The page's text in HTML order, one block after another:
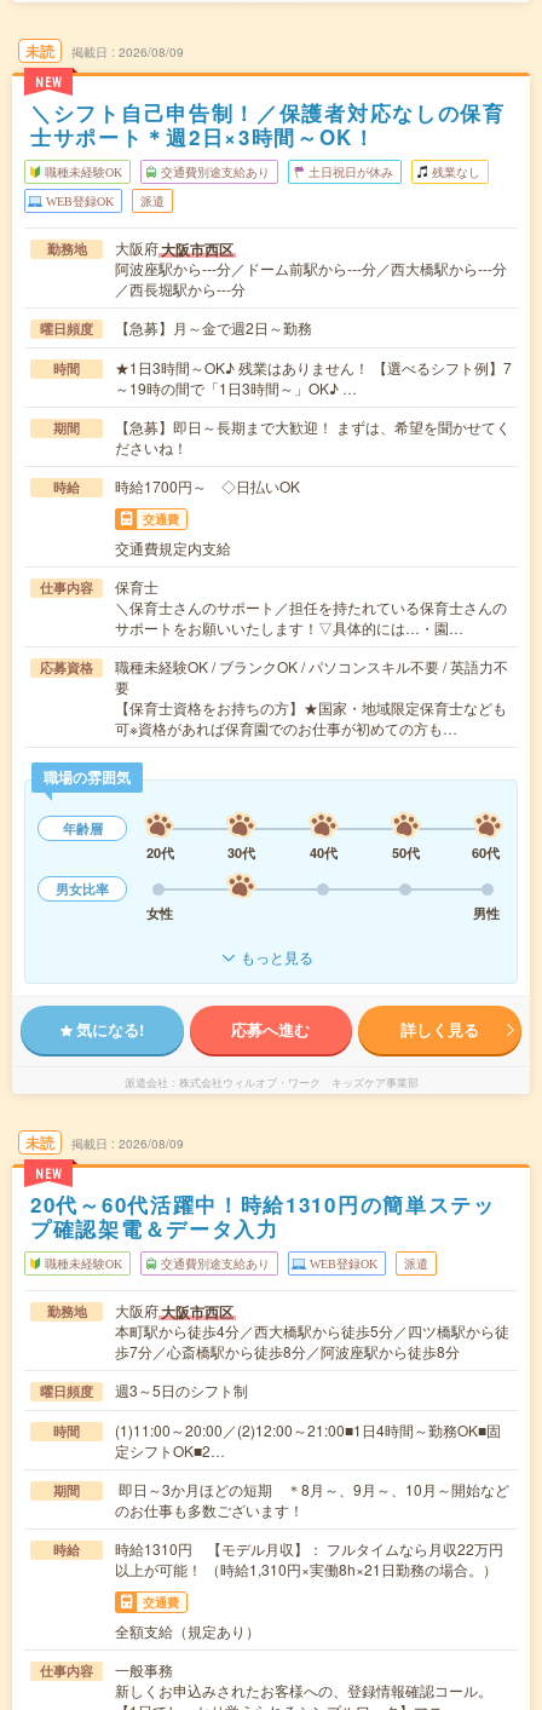
未読
NEW
掲載日 2026/08/09
＼シフト自己申告制！／保護者対応なしの保育
士サポート＊週2日×3時間～OK！
職種未経験OK 交通費別途支給あり 土日祝日が休み 残業なし
WEB登録OK 派遣
勤務地 大阪府大阪市西区
阿波座駅から---分／ドーム前駅から---分／西大橋駅から---分
／西長堀駅から---分
曜日頻度 【急募】月～金で週2日～勤務
時間
★1日3時間～OK♪ 残業はありません！ 【選べるシフト例】7
～19時の間で「1日3時間～」OK♪ …
期間
【急募】即日～長期まで大歓迎！ まずは、希望を聞かせてく
ださいね！
時給 時給1700円～ ◇日払いOK
交通費
交通費規定内支給
仕事内容
保育士
＼保育士さんのサポート／担任を持たれている保育士さんの
サポートをお願いいたします！▽具体的には…・園…
応募資格
職種未経験OK / ブランクOK / パソコンスキル不要 / 英語力不
要
【保育士資格をお持ちの方】★国家・地域限定保育士なども
可※資格があれば保育園でのお仕事が初めての方も…
職場の雰囲気
年齢層
20代
30代 40代 50代
60代
男女比率
女性
男性
もっと見る
気になる! 応募へ進む 詳しく見る
派遣会社 株式会社ウィルオブ・ワーク キッズケア事業部
未読
NEW
掲載日 2026/08/09
20代～60代活躍中！時給1310円の簡単ステッ
プ確認架電＆データ入力
職種未経験OK 交通費別途支給あり WEB登録OK 派遣
勤務地 大阪府大阪市西区
本町駅から徒歩4分／西大橋駅から徒歩5分／四ツ橋駅から徒
歩7分／心斎橋駅から徒歩8分／阿波座駅から徒歩8分
曜日頻度 週3～5日のシフト制
時間
(1)11:00～20:00／(2)12:00～21:00■1日4時間～勤務OK■固
定シフトOK■2…
期間
即日～3か月ほどの短期 ＊8月～、9月～、10月～開始など
のお仕事も多数ございます！
時給
時給1310円 【モデル月収】： フルタイムなら月収22万円
以上が可能！ （時給1,310円×実働8h×21日勤務の場合。）
交通費
全額支給（規定あり）
仕事内容
一般事務
新しくお申込みされたお客様への、登録情報確認コール。